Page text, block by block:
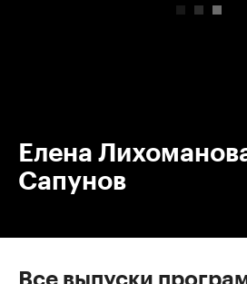
Елена
Сапунов
Все выпуски